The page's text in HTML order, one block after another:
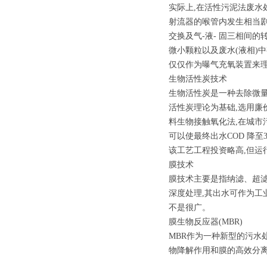
实际上,在活性污泥法废水
射流器的喉管内发生相当
交换及气-液- 固三相间的
微小颗粒以及废水(液相)
仅仅作为曝气充氧装置来
生物活性炭技术
生物活性炭是一种去除微
活性炭理论为基础,选用
料生物接触氧化法,在城市
可以使最终出水COD 降
该工艺工程投资略高,但运
膜技术
膜技术主要是指纳滤、超
深度处理,其出水可作为工
不是很广。
膜生物反应器(MBR)
MBR作为一种新型的污水
物降解作用和膜的高效分